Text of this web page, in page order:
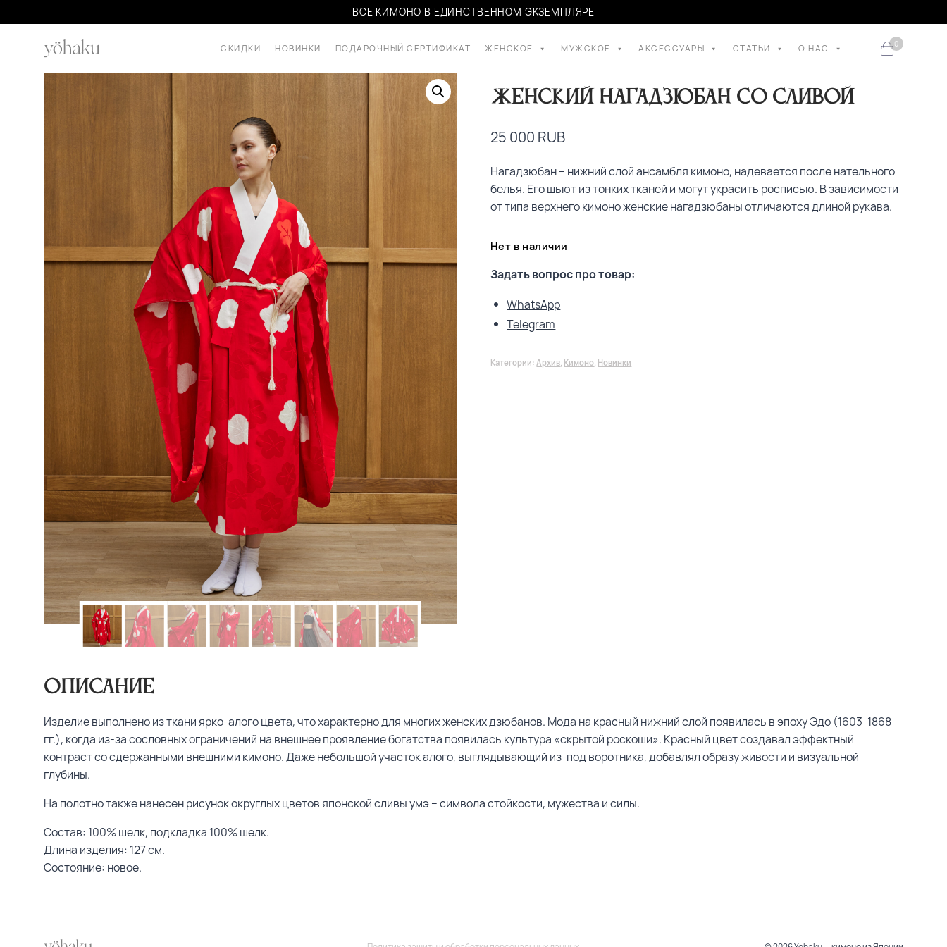
ВСЕ КИМОНО В ЕДИНСТВЕННОМ ЭКЗЕМПЛЯРЕ
СКИДКИ НОВИНКИ ПОДАРОЧНЫЙ СЕРТИФИКАТ ЖЕНСКОЕ МУЖСКОЕ АКСЕССУАРЫ СТАТЬИ О НАС 0
Женский нагадзюбан со сливой
25 000 RUB
Нагадзюбан – нижний слой ансамбля кимоно, надевается после нательного
белья. Его шьют из тонких тканей и могут украсить росписью. В зависимости
от типа верхнего кимоно женские нагадзюбаны отличаются длиной рукава.
Нет в наличии
Задать вопрос про товар:
WhatsApp
Telegram
Категории:Архив, Кимоно, Новинки
Описание
Изделие выполнено из ткани ярко-алого цвета, что характерно для многих женских дзюбанов. Мода на красный нижний слой появилась в эпоху Эдо (1603-1868
гг.), когда из-за сословных ограничений на внешнее проявление богатства появилась культура «скрытой роскоши». Красный цвет создавал эффектный
контраст со сдержанными внешними кимоно. Даже небольшой участок алого, выглядывающий из-под воротника, добавлял образу живости и визуальной
глубины.
На полотно также нанесен рисунок округлых цветов японской сливы умэ – символа стойкости, мужества и силы.
Состав: 100% шелк, подкладка 100% шелк.
Длина изделия: 127 см.
Состояние: новое.